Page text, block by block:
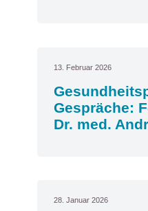
13. Februar 2026
Gespräche:
Dr. med.
28. Januar 2026